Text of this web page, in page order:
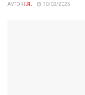
AVTOR I.R. 10/02/2025